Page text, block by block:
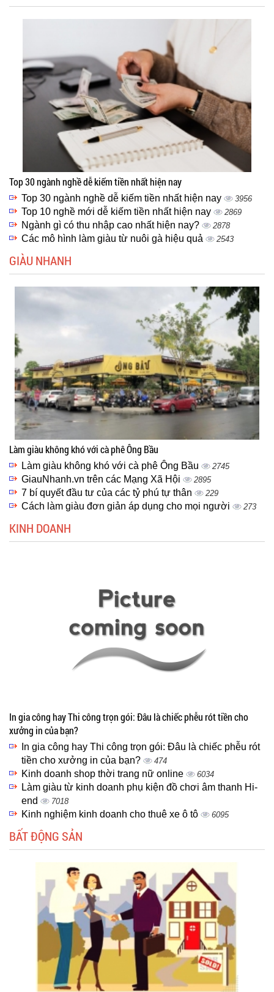
Top 30 ngành nghề dễ kiếm tiền nhất hiện nay
Top 30 ngành nghề dễ kiếm tiền nhất hiện nay 3956
Top 10 nghề mới dễ kiếm tiền nhất hiện nay 2869
Ngành gì có thu nhập cao nhất hiện nay? 2878
Các mô hình làm giàu từ nuôi gà hiệu quả 2543
GIÀU NHANH
Làm giàu không khó với cà phê Ông Bầu
Làm giàu không khó với cà phê Ông Bầu 2745
GiauNhanh.vn trên các Mạng Xã Hội 2895
7 bí quyết đầu tư của các tỷ phú tự thân 229
Cách làm giàu đơn giản áp dụng cho mọi người 273
KINH DOANH
In gia công hay Thi công trọn gói: Đâu là chiếc phễu rót tiền cho
xưởng in của bạn?
In gia công hay Thi công trọn gói: Đâu là chiếc phễu rót
tiền cho xưởng in của bạn?
474
Kinh doanh shop thời trang nữ online 6034
Làm giàu từ kinh doanh phụ kiện đồ chơi âm thanh Hi-
end
7018
Kinh nghiệm kinh doanh cho thuê xe ô tô 6095
BẤT ĐỘNG SẢN